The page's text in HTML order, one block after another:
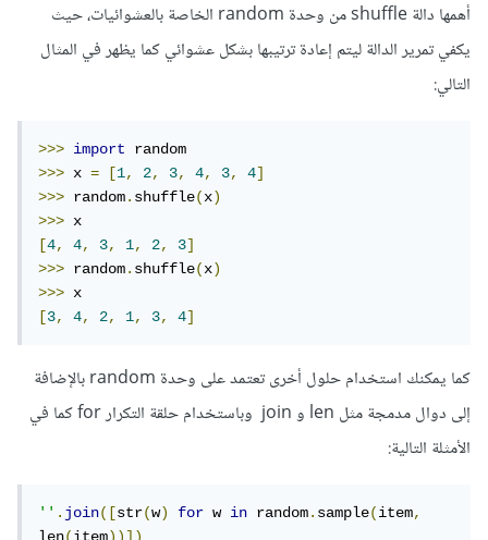
أهمها دالة shuffle من وحدة random الخاصة بالعشوائيات، حيث
يكفي تمرير الدالة ليتم إعادة ترتيبها بشكل عشوائي كما يظهر في المثال
التالي:
>>> import
random
>>> x = [1, 2, 3, 4, 3, 4]
>>> random.shuffle(x)
>>> x
[4, 4, 3, 1, 2, 3]
>>> random.shuffle(x)
>>> x
[3, 4, 2, 1, 3, 4]
كما يمكنك استخدام حلول أخرى تعتمد على وحدة random بالإضافة
إلى دوال مدمجة مثل len و join وباستخدام حلقة التكرار for كما في
الأمثلة التالية:
''.join([str(w) for w in random.sample(item,